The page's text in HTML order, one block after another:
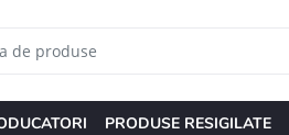
PRODUSE RESIGILATE